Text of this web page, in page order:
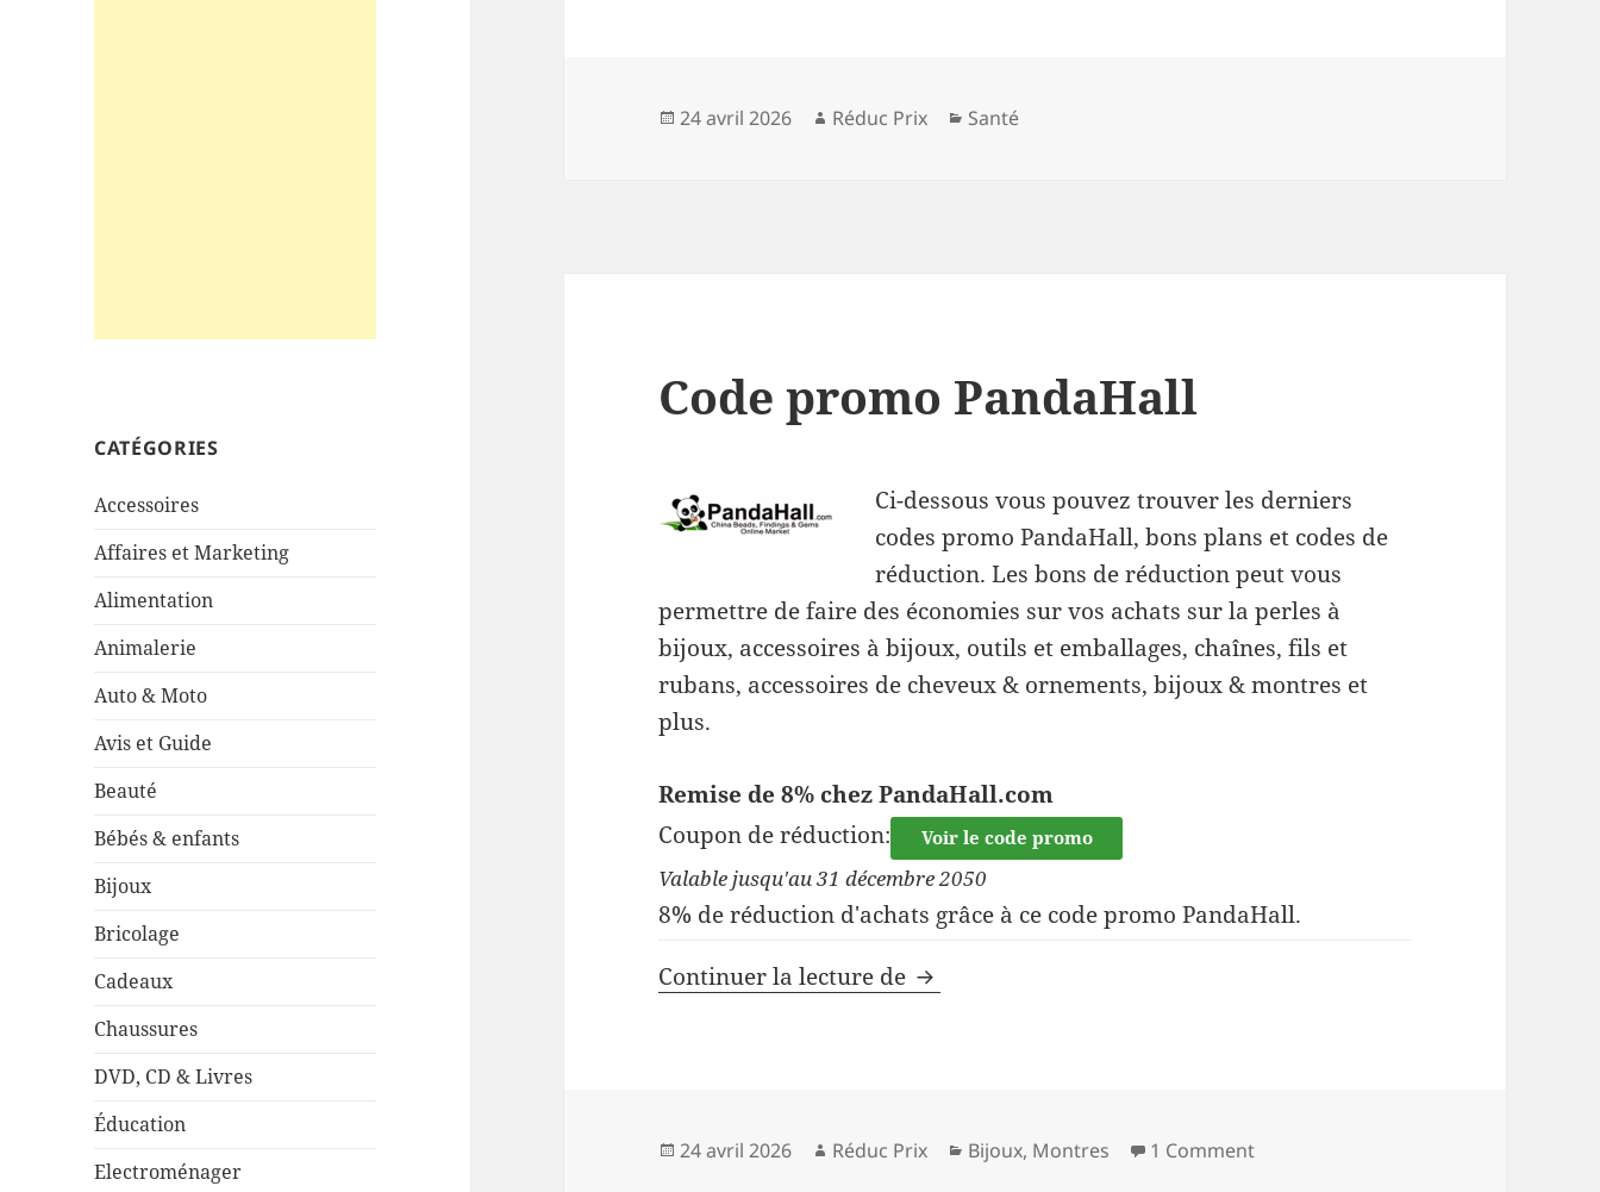
CATÉGORIES
Accessoires
Affaires et Marketing
Alimentation
Animalerie
Auto & Moto
Avis et Guide
Beauté
Bébés & enfants
Bijoux
Bricolage
Cadeaux
Chaussures
DVD, CD & Livres
Éducation
Electroménager
Publié
24 avril 2026 Auteur
Réduc Prix Catégories
Santé
Code promo PandaHall
Ci-dessous vous pouvez trouver les derniers
codes promo PandaHall, bons plans et codes de
réduction. Les bons de réduction peut vous
permettre de faire des économies sur vos achats sur la perles à
bijoux, accessoires à bijoux, outils et emballages, chaînes, fils et
rubans, accessoires de cheveux & ornements, bijoux & montres et
plus.
Remise de 8% chez PandaHall.com
Coupon de réduction:
Voir le code promo
Valable jusqu'au 31 décembre 2050
8% de réduction d'achats grâce à ce code promo PandaHall.
Continuer la lecture de Code promo PandaHall
Publié
24 avril 2026 Auteur
Réduc Prix Catégories
Bijoux, Montres 1 Comment